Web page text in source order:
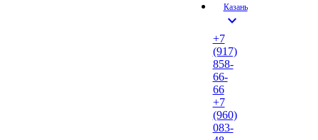
Казань
expand_more
+7
(917)
858-
66-
66
+7
(960)
083-